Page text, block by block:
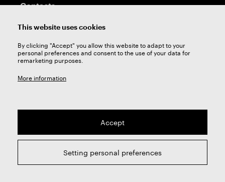
Contacts
T: +420 576 777 510
Technical support
2026 © ZPS-FN a.s. | All right reserved
webdesign byStudio 9
This website uses cookies
By clicking "Accept" you allow this website to adapt to your
personal preferences and consent to the use of your data for
remarketing purposes.
More information
Accept
Setting personal preferences